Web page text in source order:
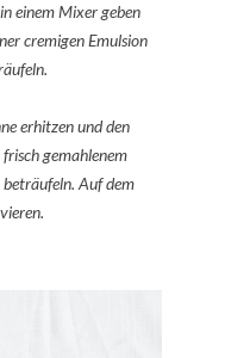
einem Mixer geben
cremigen Emulsion
erhitzen und den
gemahlenem
Auf dem